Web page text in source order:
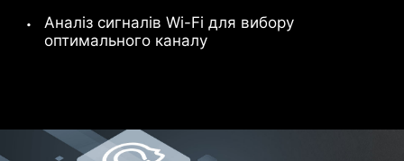
Аналіз сигналів Wi-Fi для вибору
оптимального каналу
PCIE SUPPLEMENTAL POWER
high-power demands of GPUs used in AI
computing and gaming, ensuring stable,